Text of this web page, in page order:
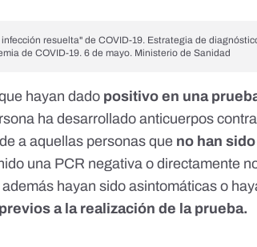
resuelta" de COVID-19. Estrategia de
de COVID-19. 6 de mayo. Ministerio de Sanidad
hayan dado positivo en una
ha desarrollado anticuerpos
a aquellas personas que no han
una PCR negativa o directamente
además hayan sido asintomáticas o
a la realización de la prueba.